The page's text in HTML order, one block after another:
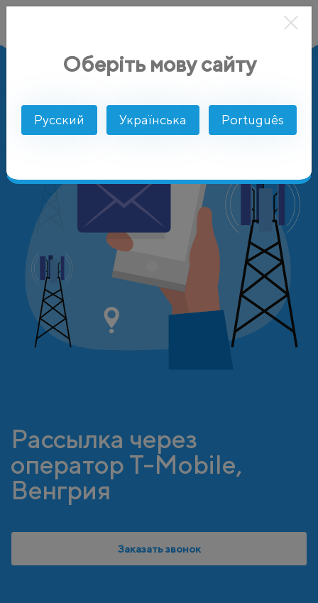
T-Mobile
Рассылка через
оператор T-Mobile,
Венгрия
Заказать звонок
Оберіть мову сайту
Русский Українська Português